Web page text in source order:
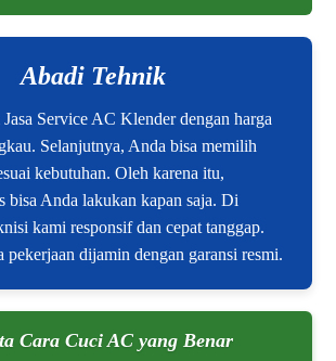
Abadi Tehnik
Service AC Klender dengan harga
Selanjutnya, Anda bisa memilih
kebutuhan. Oleh karena itu,
bisa Anda lakukan kapan saja. Di
kami responsif dan cepat tanggap.
pekerjaan dijamin dengan garansi resmi.
Cara Cuci AC yang Benar